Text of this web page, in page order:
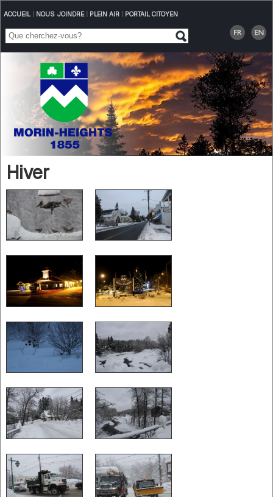
ACCUEIL| NOUS JOINDRE| PLEIN AIR| PORTAIL CITOYEN
Hiver